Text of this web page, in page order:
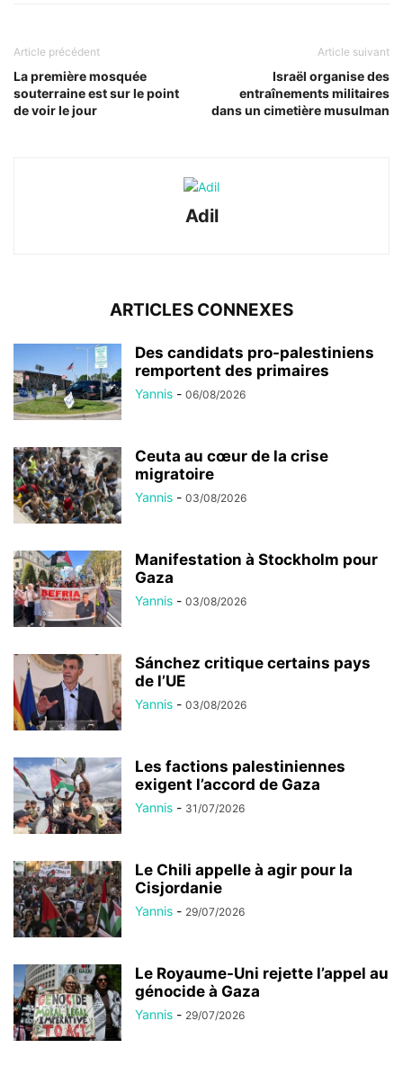
Article précédent
La première mosquée
souterraine est sur le point
de voir le jour
Article suivant
Israël organise des
entraînements militaires
dans un cimetière musulman
Adil
ARTICLES CONNEXES
Des candidats pro-palestiniens
remportent des primaires
Yannis - 06/08/2026
Ceuta au cœur de la crise
migratoire
Yannis - 03/08/2026
Manifestation à Stockholm pour
Gaza
Yannis - 03/08/2026
Sánchez critique certains pays
de l’UE
Yannis - 03/08/2026
Les factions palestiniennes
exigent l’accord de Gaza
Yannis - 31/07/2026
Le Chili appelle à agir pour la
Cisjordanie
Yannis - 29/07/2026
Le Royaume-Uni rejette l’appel au
génocide à Gaza
Yannis - 29/07/2026